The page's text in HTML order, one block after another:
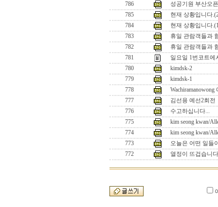
786
성공기원 부산오
785
현재 상황입니다
784
현재 상황입니다
783
휴일 관람객들과
782
휴일 관람객들과
781
일요일 1번코트에
780
kimdsk-2
779
kimdsk-1
778
Wachiramanowong
777
김선용 예선2회전
776
수고하십니다...
775
kim seong kwan/
774
kim seong kwan/
773
오늘은 어떤 일들
772
열정이 뜨겁습니